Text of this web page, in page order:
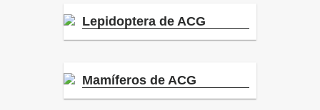
Lepidoptera de ACG
Mamíferos de ACG